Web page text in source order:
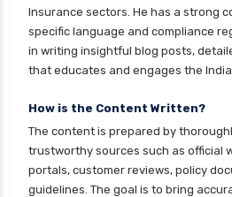
cignattk health insurance vs
assurance health insurance
cignattk health insurance vs
cignattk health insurance vs
insurance
cignattk health insurance
insurance
Insurance sectors. He has a strong
specific language and compliance
in writing insightful blog posts,
that educates and engages the
How is the Content Written?
The content is prepared by
trustworthy sources such as official
portals, customer reviews, policy
guidelines. The goal is to bring